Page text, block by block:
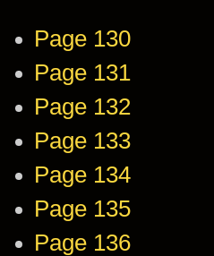
Page 130
Page 131
Page 132
Page 133
Page 134
Page 135
Page 136